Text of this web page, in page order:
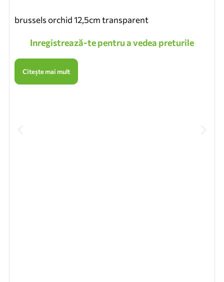
brussels orchid 12,5cm transparent
Inregistrează-te pentru a vedea preturile
Citește mai mult